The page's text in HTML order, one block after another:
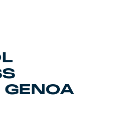
cuor